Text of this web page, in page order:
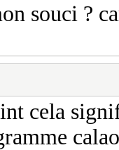
souci ?
cela